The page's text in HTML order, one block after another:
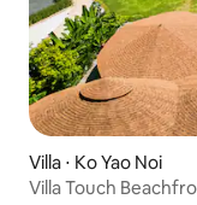
Villa ⋅ Ko Yao Noi
Villa Touch